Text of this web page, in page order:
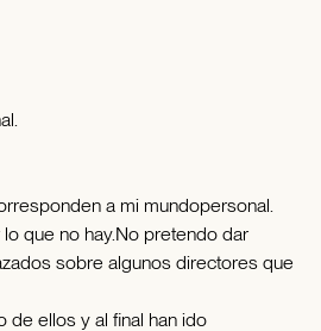
a mi mundopersonal.
que no hay.No pretendo dar
sobre algunos directores que
de ellos y al final han ido